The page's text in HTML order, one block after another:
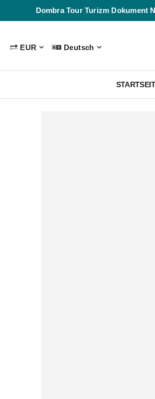
Dombra Tour Turizm Dokument
EUR Deutsch